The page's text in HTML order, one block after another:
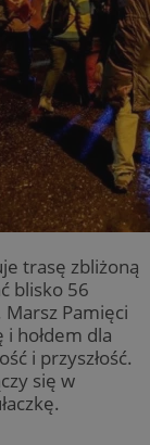
trasę zbliżoną
blisko 56
Pamięci
hołdem dla
i przyszłość.
się w